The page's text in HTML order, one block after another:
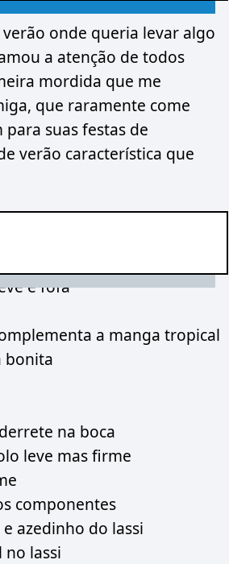
onde queria levar algo
a atenção de todos
mordida que me
que raramente come
suas festas de
verão característica que
e fofa
a manga tropical
bonita
na boca
leve mas firme
componentes
azedinho do lassi
lassi